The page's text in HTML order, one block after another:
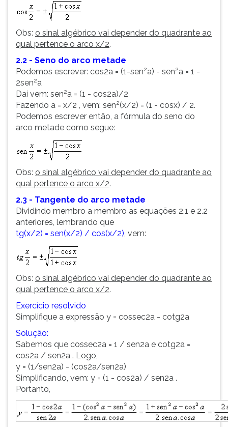
Obs: o sinal algébrico vai depender do quadrante ao
qual pertence o arco x/2.
2.2 - Seno do arco metade
Podemos escrever: cos2a = (1-sen2a) - sen2a = 1 -
2sen2a
Daí vem: sen2a = (1 - cos2a)/2
Fazendo a = x/2 , vem: sen2(x/2) = (1 - cosx) / 2.
Podemos escrever então, a fórmula do seno do
arco metade como segue:
Obs: o sinal algébrico vai depender do quadrante ao
qual pertence o arco x/2.
2.3 - Tangente do arco metade
Dividindo membro a membro as equações 2.1 e 2.2
anteriores, lembrando que
tg(x/2) = sen(x/2) / cos(x/2), vem:
Obs: o sinal algébrico vai depender do quadrante ao
qual pertence o arco x/2.
Exercício resolvido
Simplifique a expressão y = cossec2a - cotg2a
Solução:
Sabemos que cossec2a = 1 / sen2a e cotg2a =
cos2a / sen2a . Logo,
y = (1/sen2a) - (cos2a/sen2a)
Simplificando, vem: y = (1 - cos2a) / sen2a .
Portanto,